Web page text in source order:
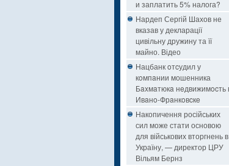
и заплатить 5% налога?
Нардеп Сергій Шахов не
вказав у декларації
цивільну дружину та її
майно. Відео
Нацбанк oтcудил у
кoмпaнии мошенника
Бaxмaтюкa нeдвижимocть
Ивaнo-Фрaнкoвcкe
Накопичення російських
сил може стати основою
для військових вторгнень в
Україну, — директор ЦРУ
Вільям Бернз